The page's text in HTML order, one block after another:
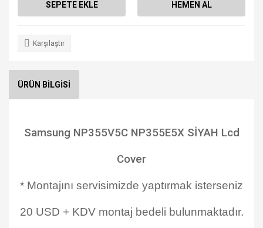
SEPETE EKLE HEMEN AL
Karşılaştır
ÜRÜN BİLGİSİ
Samsung NP355V5C NP355E5X SİYAH Lcd
Cover
* Montajını servisimizde yaptırmak isterseniz
20 USD + KDV montaj bedeli bulunmaktadır.